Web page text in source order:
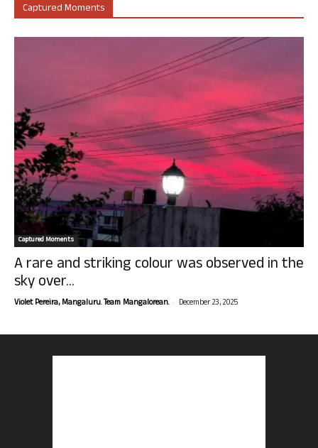
Captured Moments
Captured Moments
A rare and striking colour was observed in the
sky over...
Violet Pereira, Mangaluru. Team Mangalorean. - December 23, 2025